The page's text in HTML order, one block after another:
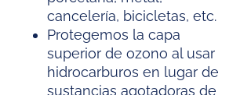
cancelería, bicicletas, etc.
Protegemos la capa
superior de ozono al usar
hidrocarburos en lugar de
sustancias agotadoras de